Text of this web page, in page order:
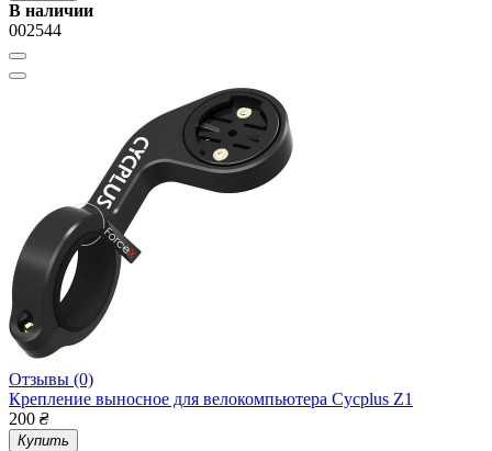
В наличии
002544
Отзывы (0)
Крепление выносное для велокомпьютера Cycplus Z1
200 ₴
Купить